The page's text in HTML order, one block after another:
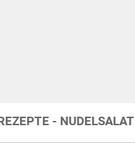
- NUDELSALAT